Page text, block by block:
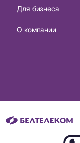
Для бизнеса
О компании